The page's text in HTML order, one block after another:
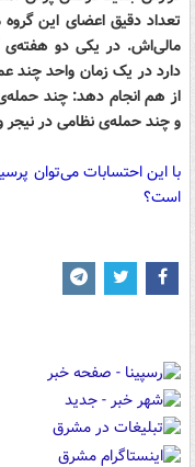
تعداد دقیق اعضای این
مالی‌اش. در یکی دو
دارد در یک زمان واحد چند
از هم انجام دهد: چند
و چند حمله‌ی نظامی در نیجر
با این احتسابات می‌توان
است؟